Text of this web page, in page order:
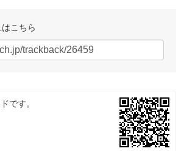
こちら
です。